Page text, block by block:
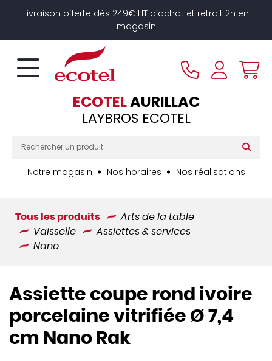
Livraison offerte dès 249€ HT d’achat et retrait 2h en
magasin
ECOTELAURILLAC
LAYBROS ECOTEL
Notre magasin Nos horaires Nos réalisations
Tous les produits
Arts de la table
Vaisselle
Assiettes & services
Nano
Assiette coupe rond ivoire
porcelaine vitrifiée Ø 7,4
cm Nano Rak
Panneau de gestion des cookies